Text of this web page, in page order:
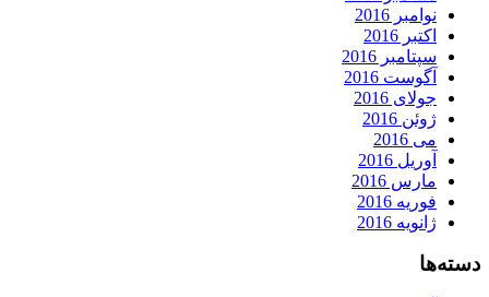
نوامبر 2016
اکتبر 2016
سپتامبر 2016
آگوست 2016
جولای 2016
ژوئن 2016
می 2016
آوریل 2016
مارس 2016
فوریه 2016
ژانویه 2016
دسته‌ها